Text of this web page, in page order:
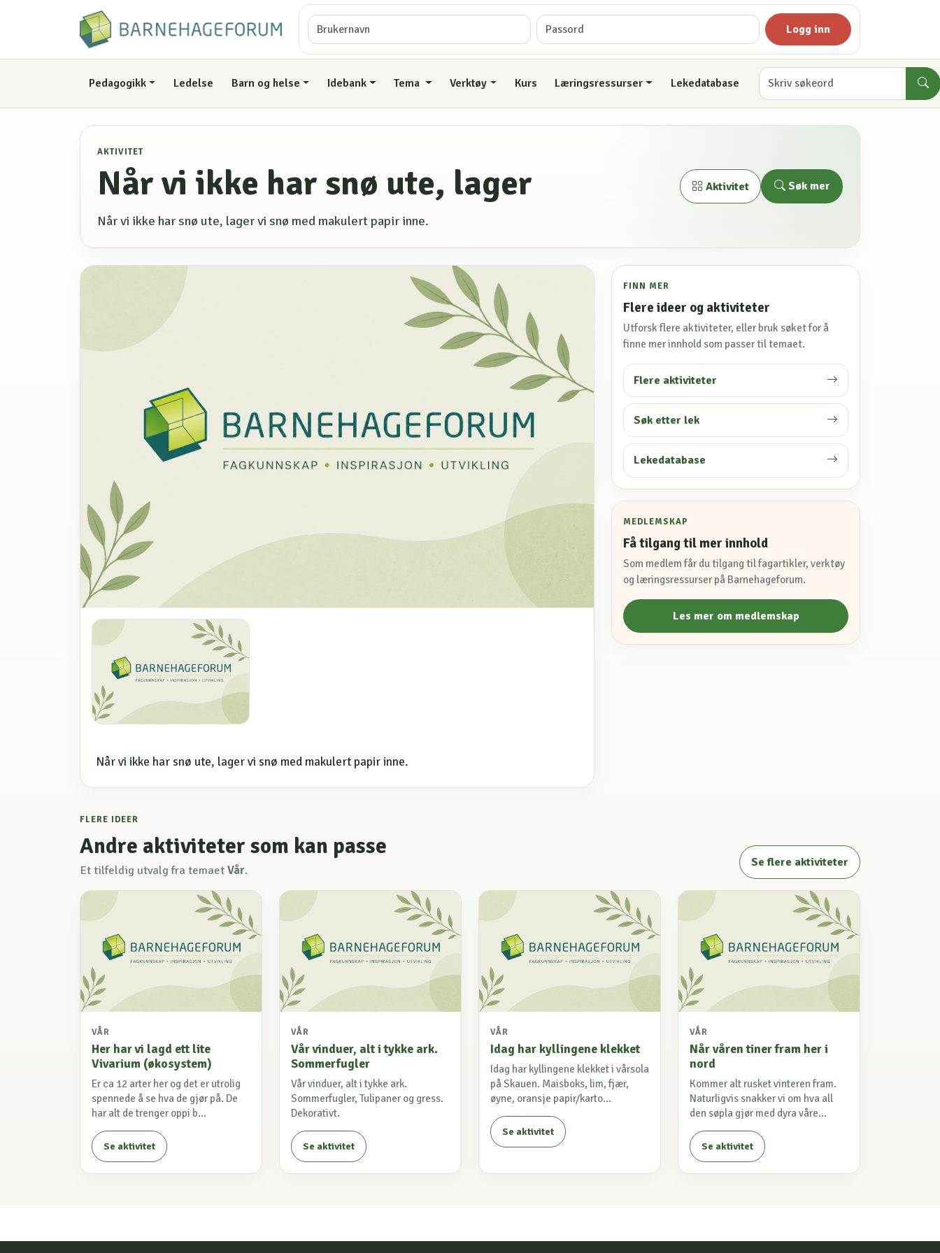
Logg inn
Pedagogikk Ledelse Barn og helse Idebank Tema Verktøy Kurs Læringsressurser Lekedatabase
AKTIVITET
Når vi ikke har snø ute, lager
Når vi ikke har snø ute, lager vi snø med makulert papir inne.
Aktivitet Søk mer
Når vi ikke har snø ute, lager vi snø med makulert papir inne.
FINN MER
Flere ideer og aktiviteter
Utforsk flere aktiviteter, eller bruk søket for å
finne mer innhold som passer til temaet.
Flere aktiviteter
Søk etter lek
Lekedatabase
MEDLEMSKAP
Få tilgang til mer innhold
Som medlem får du tilgang til fagartikler, verktøy
og læringsressurser på Barnehageforum.
Les mer om medlemskap
FLERE IDEER
Andre aktiviteter som kan passe
Et tilfeldig utvalg fra temaet Vår.
Se flere aktiviteter
VÅR
Her har vi lagd ett lite
Vivarium (økosystem)
Er ca 12 arter her og det er utrolig
spennede å se hva de gjør på. De
har alt de trenger oppi b...
Se aktivitet
VÅR
Vår vinduer, alt i tykke ark.
Sommerfugler
Vår vinduer, alt i tykke ark.
Sommerfugler, Tulipaner og gress.
Dekorativt.
Se aktivitet
VÅR
Idag har kyllingene klekket
Idag har kyllingene klekket i vårsola
på Skauen. Maisboks, lim, fjær,
øyne, oransje papir/karto...
Se aktivitet
VÅR
Når våren tiner fram her i
nord
Kommer alt rusket vinteren fram.
Naturligvis snakker vi om hva all
den søpla gjør med dyra våre...
Se aktivitet